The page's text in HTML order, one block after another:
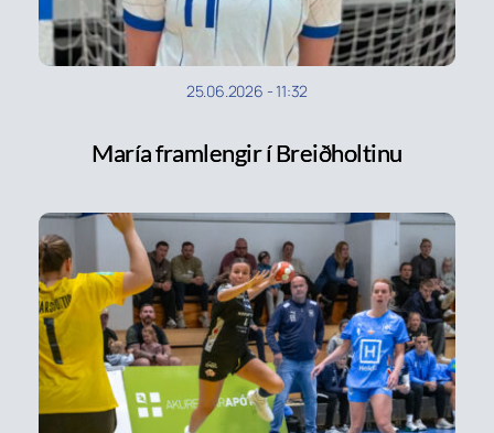
25.06.2026 -11:32
María framlengir í Breiðholtinu